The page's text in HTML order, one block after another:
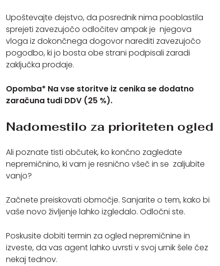
Upoštevajte dejstvo, da posrednik nima pooblastila
sprejeti zavezujočo odločitev ampak je njegova
vloga iz dokončnega dogovor narediti zavezujočo
pogodbo, ki jo bosta obe strani podpisali zaradi
zaključka prodaje.
Opomba* Na vse storitve iz cenika se dodatno
zaračuna tudi DDV (25 %).
Nadomestilo za prioriteten ogled
Ali poznate tisti občutek, ko končno zagledate
nepremičnino, ki vam je resnično všeč in se zaljubite
vanjo?
Začnete preiskovati območje. Sanjarite o tem, kako bi
vaše novo življenje lahko izgledalo. Odločni ste.
Poskusite dobiti termin za ogled nepremičnine in
izveste, da vas agent lahko uvrsti v svoj urnik šele čez
nekaj tednov.